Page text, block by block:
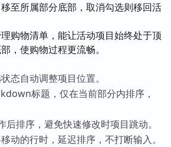
至所属部分底部，取消勾选则移回活
理购物清单，能让活动项目始终处于顶
，使购物过程更流畅。
态自动调整项目位置。
标题，仅在当前部分内排序，
后排序，避免快速修改时项目跳动。
动的行时，延迟排序，不打断输入。